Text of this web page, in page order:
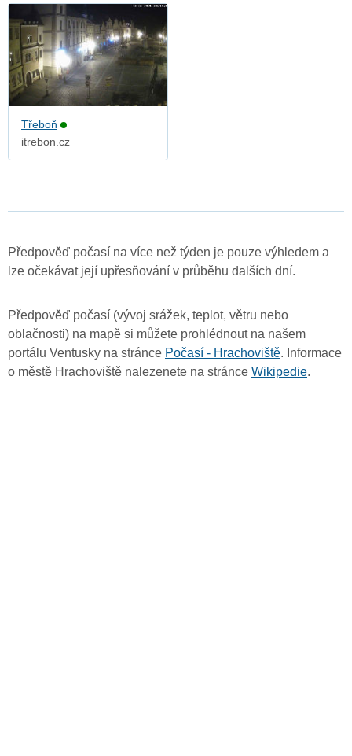
Třeboň
itrebon.cz
Předpověď počasí na více než týden je pouze výhledem a
lze očekávat její upřesňování v průběhu dalších dní.
Předpověď počasí (vývoj srážek, teplot, větru nebo
oblačnosti) na mapě si můžete prohlédnout na našem
portálu Ventusky na stránce Počasí - Hrachoviště. Informace
o městě Hrachoviště nalezenete na stránce Wikipedie.